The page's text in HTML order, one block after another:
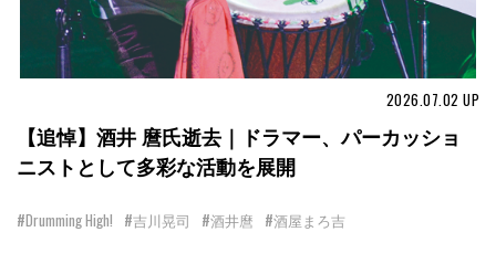
2026.07.02 UP
【追悼】酒井 麿氏逝去｜ドラマー、パーカッショ
ニストとして多彩な活動を展開
#Drumming High! #吉川晃司 #酒井麿 #酒屋まろ吉